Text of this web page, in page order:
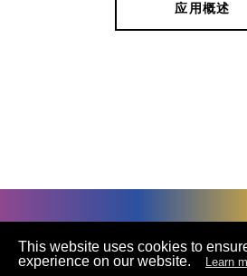
【冷烫EP02】
应用概述
This website uses cookies to
experience on our website.
Learn